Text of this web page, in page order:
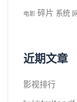
电影 碎片 系统
近期文章
影视排行